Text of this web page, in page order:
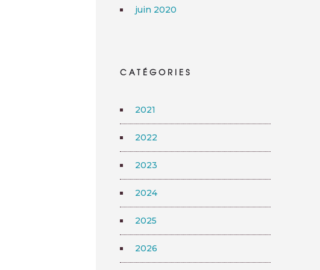
juin 2020
CATÉGORIES
2021
2022
2023
2024
2025
2026